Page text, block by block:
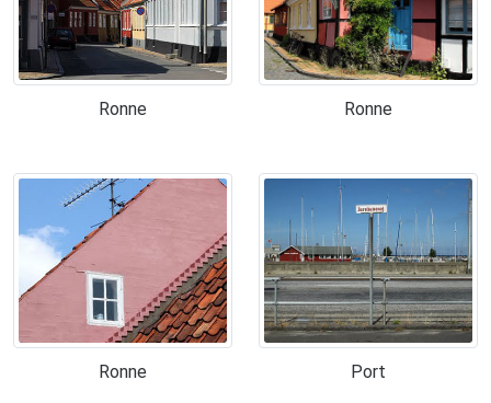
Ronne Ronne
Ronne Port